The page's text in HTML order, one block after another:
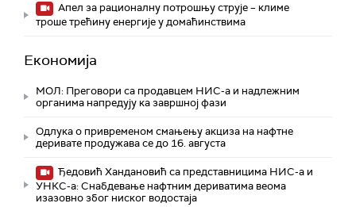
Апел за рационалну потрошњу струје – климе
троше трећину енергије у домаћинствима
Економија
МОЛ: Преговори са продавцем НИС-а и надлежним
органима напредују ка завршној фази
Одлука о привременом смањењу акциза на нафтне
деривате продужава се до 16. августа
Ђедовић Хандановић са представницима НИС-а и
УНКС-а: Снабдевање нафтним дериватима веома
изазовно због ниског водостаја